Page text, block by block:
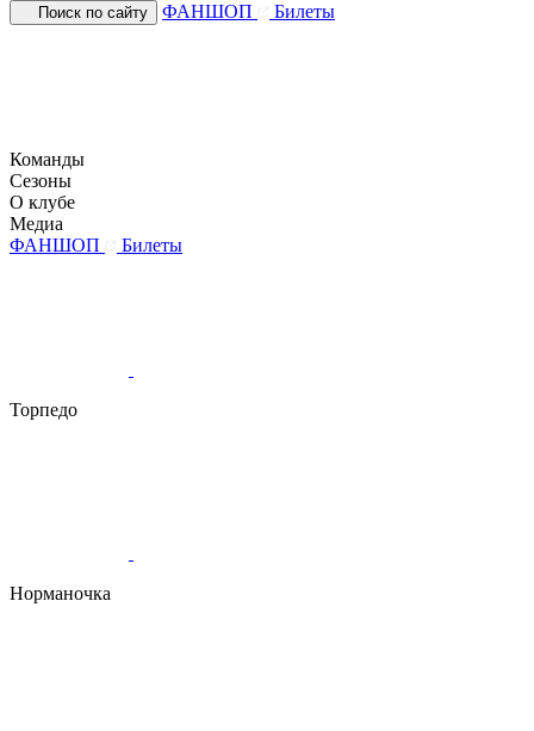
Поиск по сайту ФАНШОП Билеты
Команды
Сезоны
О клубе
Медиа
ФАНШОП
Билеты
Торпедо
Норманочка